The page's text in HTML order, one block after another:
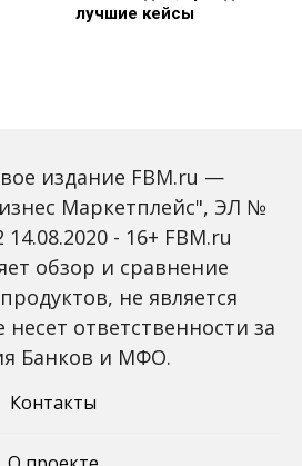
лучшие кейсы
4.0 меняет правила
игры в медиаиндустрии
издание FBM.ru —
Маркетплейс", ЭЛ №
- 16+ FBM.ru
обзор и сравнение
не является
ответственности за
Банков и МФО.
Контакты